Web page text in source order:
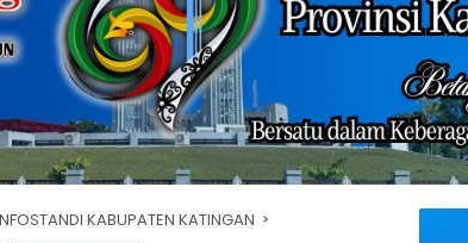
KABUPATEN KATINGAN